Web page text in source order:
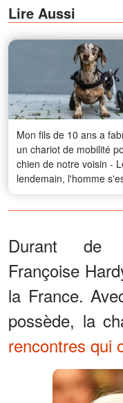
Lire Aussi
Mon fils de 10 ans a
un chariot de mobilité
chien de notre voisin -
lendemain, l'homme
présenté à notre porte
dit : « Tu as réussi.
Durant de
Françoise
la France.
possède, la
rencontres qui